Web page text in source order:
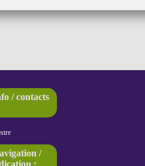
/ contacts
/